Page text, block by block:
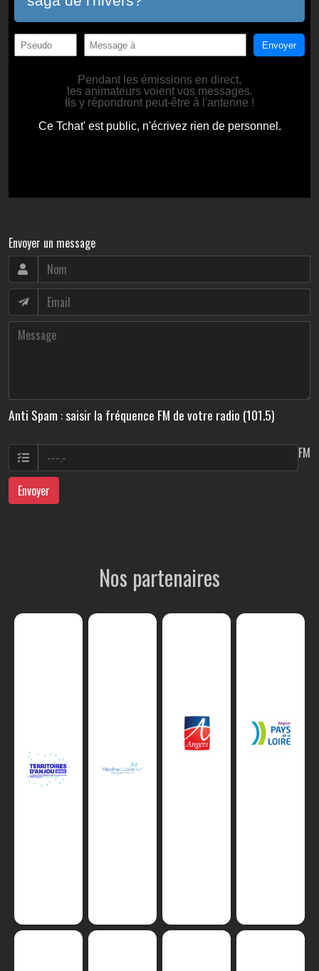
Envoyer un message
Anti Spam : saisir la fréquence FM de votre radio (101.5)
FM
Envoyer
Nos partenaires